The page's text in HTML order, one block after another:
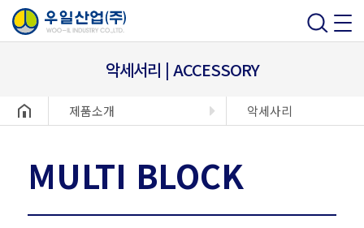
악세서리 | ACCESSORY
헤더설정 제품소개 악세사리
MULTI BLOCK